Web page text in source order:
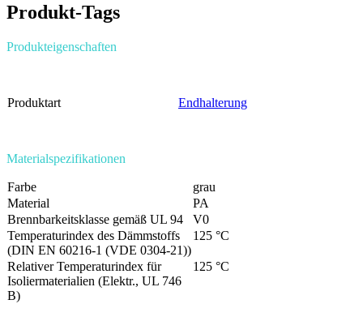
Produkt-Tags
Produkteigenschaften
Produktart Endhalterung
Materialspezifikationen
Farbe
grau
Material
PA
Brennbarkeitsklasse gemäß UL 94
V0
Temperaturindex des Dämmstoffs
(DIN EN 60216-1 (VDE 0304-21))
125 °C
Relativer Temperaturindex für
Isoliermaterialien (Elektr., UL 746
B)
125 °C